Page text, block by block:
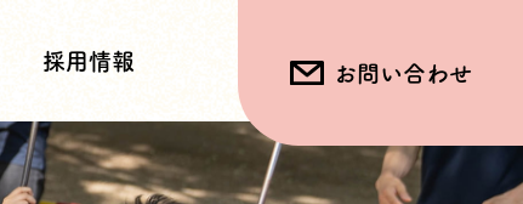
採用情報
お問い合わせ